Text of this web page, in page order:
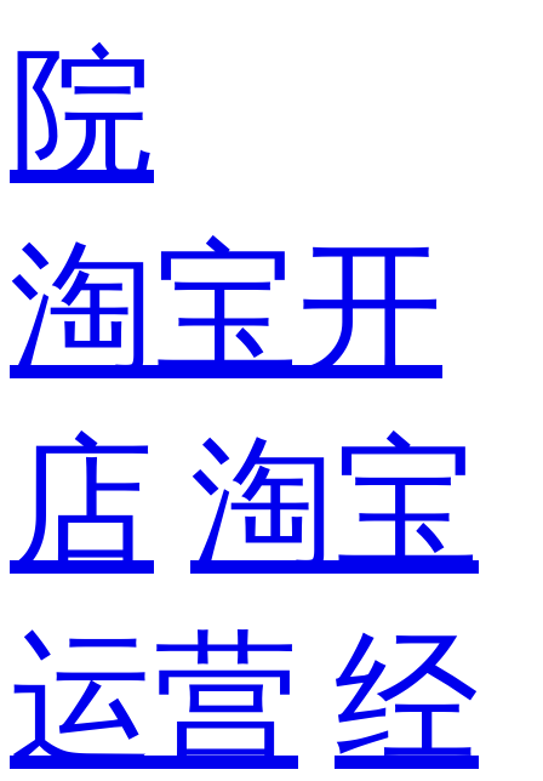
院
淘宝开
店 淘宝
运营 经